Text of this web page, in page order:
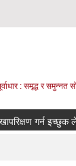
: समृद्ध र समुन्नत
गर्न इच्छुक